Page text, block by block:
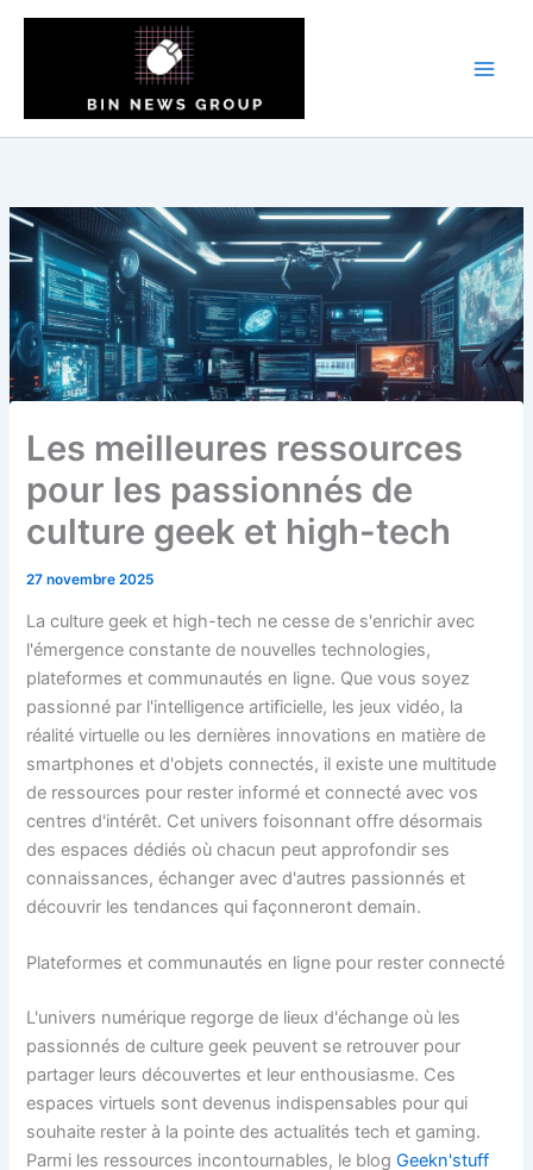
Aller
Les meilleures ressources
pour les passionnés de
culture geek et high-tech
27 novembre 2025
La culture geek et high-tech ne cesse de s'enrichir avec
l'émergence constante de nouvelles technologies,
plateformes et communautés en ligne. Que vous soyez
passionné par l'intelligence artificielle, les jeux vidéo, la
réalité virtuelle ou les dernières innovations en matière de
smartphones et d'objets connectés, il existe une multitude
de ressources pour rester informé et connecté avec vos
centres d'intérêt. Cet univers foisonnant offre désormais
des espaces dédiés où chacun peut approfondir ses
connaissances, échanger avec d'autres passionnés et
découvrir les tendances qui façonneront demain.
Plateformes et communautés en ligne pour rester connecté
L'univers numérique regorge de lieux d'échange où les
passionnés de culture geek peuvent se retrouver pour
partager leurs découvertes et leur enthousiasme. Ces
espaces virtuels sont devenus indispensables pour qui
souhaite rester à la pointe des actualités tech et gaming.
Parmi les ressources incontournables, le blogGeekn'stuff